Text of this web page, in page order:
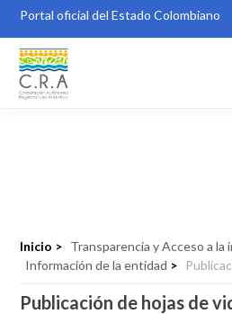
Portal oficial del Estado Colombiano
Inicio > Transparencia y Acceso a la
Información de la entidad >
Publicación de hojas de